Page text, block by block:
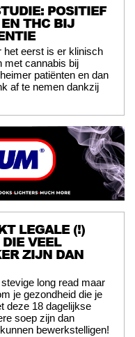
POSITIEF
THC BIJ
het eerst is er klinisch
met cannabis bij
patiënten en dan
af te nemen dankzij
LEGALE (!)
VEEL
ZIJN DAN
long read maar
je gezondheid die je
deze 18 dagelijkse
soep zijn dan
bewerkstelligen!